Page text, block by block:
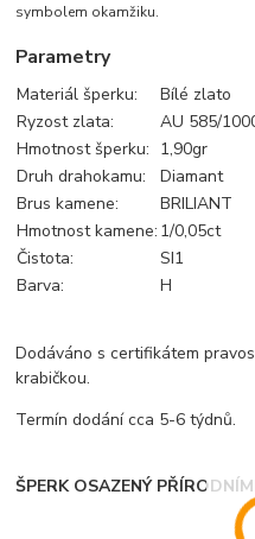
symbolem okamžiku.
Parametry
Materiál šperku:
Bílé zlato
Ryzost zlata:
AU 585/
Hmotnost šperku: 1,90gr
Druh drahokamu:
Diamant
Brus kamene:
BRILIANT
Hmotnost kamene: 1/0,05ct
Čistota:
SI1
Barva:
H
Dodáváno s certifikátem
krabičkou.
Termín dodání cca 5-6 týdnů.
ŠPERK OSAZENÝ